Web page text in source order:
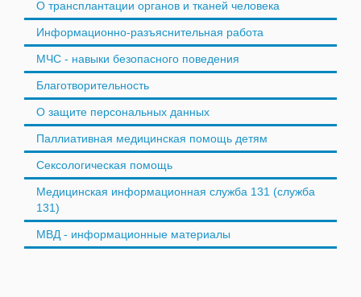
О трансплантации органов и тканей человека
Информационно-разъяснительная работа
МЧС - навыки безопасного поведения
Благотворительность
О защите персональных данных
Паллиативная медицинская помощь детям
Сексологическая помощь
Медицинская информационная служба 131 (служба
131)
МВД - информационные материалы